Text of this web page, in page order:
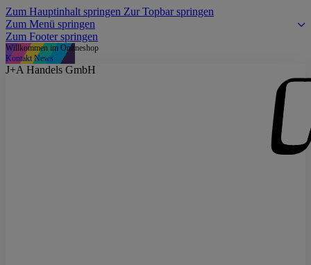
Zum Hauptinhalt springen Zur Topbar springen
Zum Menü springen
Zum Footer springen
Willkommen im Onlineshop
Kontakt News
J+A Handels GmbH